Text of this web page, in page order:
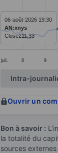
The chart
juil. 8 9
06-août-2026 19:30
AN:xnys
Close211,33
End of
Intra-
Ouvrir un
Bon à savoir :
la totalité du
sources